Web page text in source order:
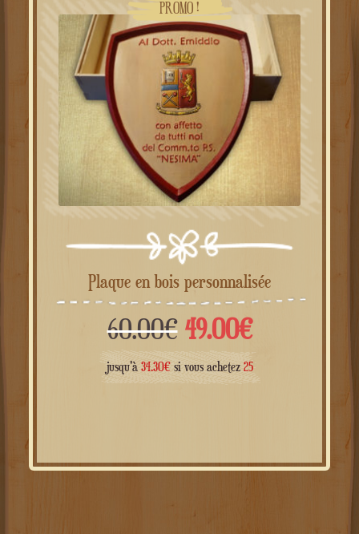
PROMO !
Plaque en bois personnalisée
60.00€ Le
prix
49.00€Le
prix
jusqu'à 34.30€si vous achetez 25